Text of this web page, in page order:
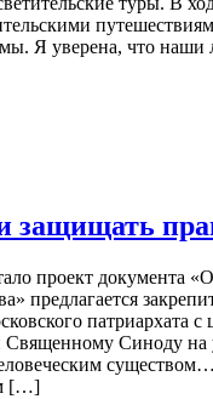
Я уверена, что
проект документа
предлагается
патриархата
Синоду
[…]